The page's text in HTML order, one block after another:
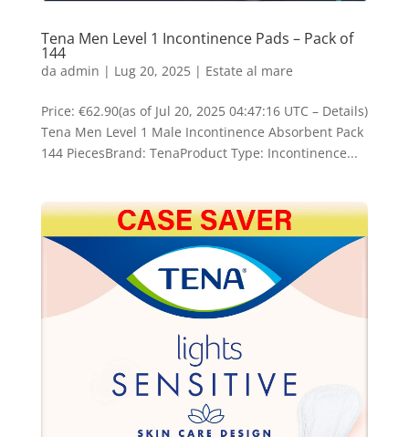
Tena Men Level 1 Incontinence Pads – Pack of
144
da admin | Lug 20, 2025| Estate al mare
Price: €62.90(as of Jul 20, 2025 04:47:16 UTC – Details)
Tena Men Level 1 Male Incontinence Absorbent Pack
144 PiecesBrand: TenaProduct Type: Incontinence...